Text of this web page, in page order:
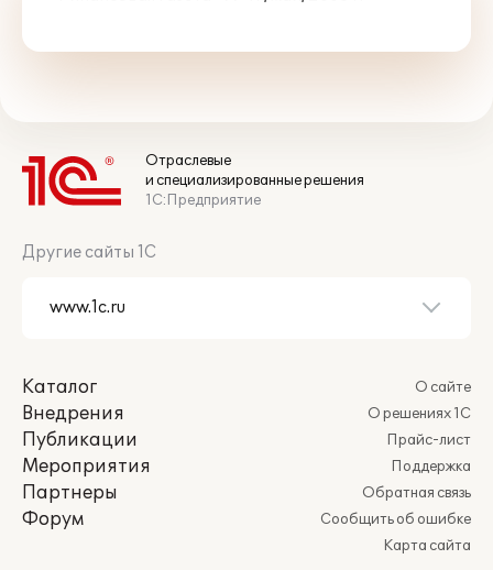
Отраслевые
и специализированные решения
1С:Предприятие
Другие сайты 1С
Каталог
Внедрения
Публикации
Мероприятия
Партнеры
Форум
О сайте
О решениях 1С
Прайс-лист
Поддержка
Обратная связь
Сообщить об ошибке
Карта сайта